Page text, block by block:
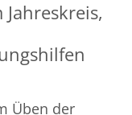
Üben der